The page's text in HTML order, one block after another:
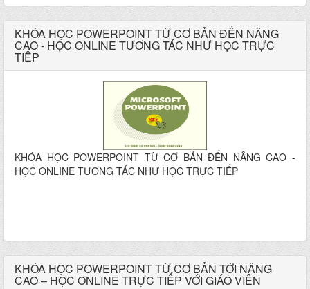
KHÓA HỌC POWERPOINT TỪ CƠ BẢN ĐẾN NÂNG
CAO - HỌC ONLINE TƯƠNG TÁC NHƯ HỌC TRỰC
TIẾP
KHÓA HỌC POWERPOINT TỪ CƠ BẢN ĐẾN NÂNG CAO -
HỌC ONLINE TƯƠNG TÁC NHƯ HỌC TRỰC TIẾP
KHÓA HỌC POWERPOINT TỪ CƠ BẢN TỚI NÂNG
CAO – HỌC ONLINE TRỰC TIẾP VỚI GIÁO VIÊN